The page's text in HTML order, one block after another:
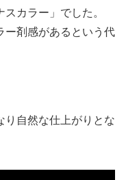
カラー」でした。
ー剤感があるという代
り自然な仕上がりとな